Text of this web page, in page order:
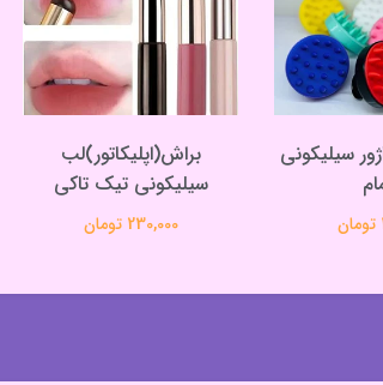
سیلیکونی
براش(اپلیکاتور)لب
سیلیکونی تیک تاکی
230,000 تومان